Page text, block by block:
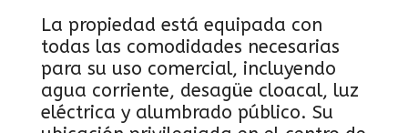
La propiedad está equipada con
todas las comodidades necesarias
para su uso comercial, incluyendo
agua corriente, desagüe cloacal, luz
eléctrica y alumbrado público. Su